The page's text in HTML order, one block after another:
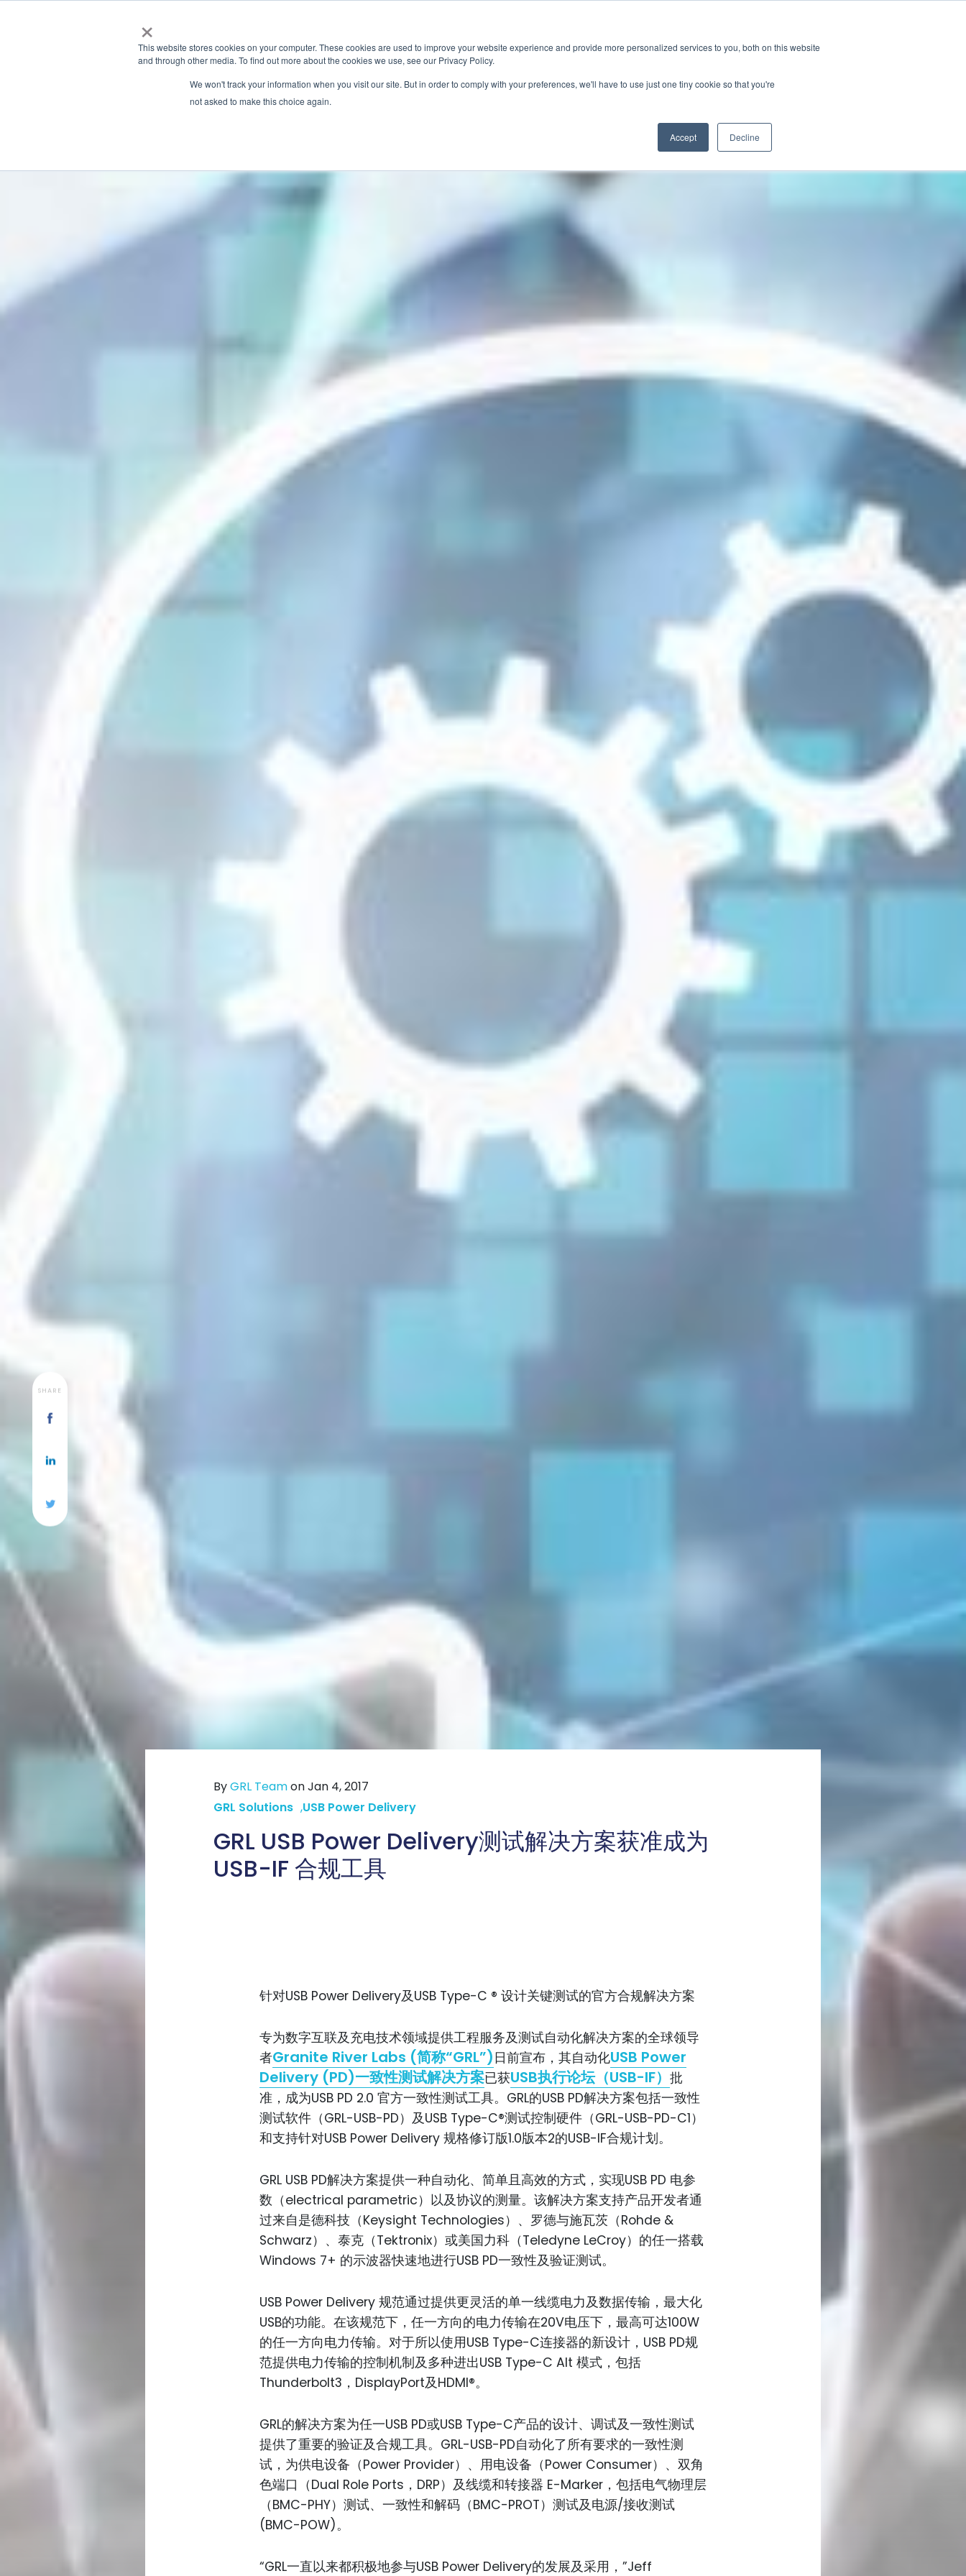
×
This website stores cookies on your computer. These cookies are used to improve your website experience and provide more personalized services to you, both on this website
and through other media. To find out more about the cookies we use, see our Privacy Policy.
We won't track your information when you visit our site. But in order to comply with your preferences, we'll have to use just one tiny cookie so that you're
not asked to make this choice again.
Accept Decline
应用 市场准入服务
ByGRL Teamon Jan 4, 2017
GRL Solutions ,USB Power Delivery
GRL USB Power Delivery测试解决方案获准成为
USB-IF 合规工具
SHARE
针对USB Power Delivery及USB Type-C ® 设计关键测试的官方合规解决方案
专为数字互联及充电技术领域提供工程服务及测试自动化解决方案的全球领导
者Granite River Labs (简称“GRL”)日前宣布，其自动化USB Power
Delivery (PD)一致性测试解决方案已获USB执行论坛（USB-IF） 批
准，成为USB PD 2.0 官方一致性测试工具。GRL的USB PD解决方案包括一致性
测试软件（GRL-USB-PD）及USB Type-C®测试控制硬件（GRL-USB-PD-C1）
和支持针对USB Power Delivery 规格修订版1.0版本2的USB-IF合规计划。
GRL USB PD解决方案提供一种自动化、简单且高效的方式，实现USB PD 电参
数（electrical parametric）以及协议的测量。该解决方案支持产品开发者通
过来自是德科技（Keysight Technologies）、罗德与施瓦茨（Rohde &
Schwarz）、泰克（Tektronix）或美国力科（Teledyne LeCroy）的任一搭载
Windows 7+ 的示波器快速地进行USB PD一致性及验证测试。
USB Power Delivery 规范通过提供更灵活的单一线缆电力及数据传输，最大化
USB的功能。在该规范下，任一方向的电力传输在20V电压下，最高可达100W
的任一方向电力传输。对于所以使用USB Type-C连接器的新设计，USB PD规
范提供电力传输的控制机制及多种进出USB Type-C Alt 模式，包括
Thunderbolt3，DisplayPort及HDMI®。
GRL的解决方案为任一USB PD或USB Type-C产品的设计、调试及一致性测试
提供了重要的验证及合规工具。GRL-USB-PD自动化了所有要求的一致性测
试，为供电设备（Power Provider）、用电设备（Power Consumer）、双角
色端口（Dual Role Ports，DRP）及线缆和转接器 E-Marker，包括电气物理层
（BMC-PHY）测试、一致性和解码（BMC-PROT）测试及电源/接收测试
(BMC-POW)。
“GRL一直以来都积极地参与USB Power Delivery的发展及采用，”Jeff